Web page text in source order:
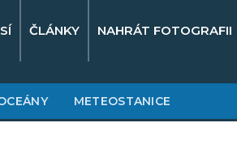
ČLÁNKY NAHRÁT FOTOGRAFII
METEOSTANICE